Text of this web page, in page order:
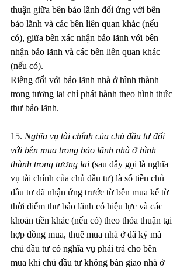
thuận giữa bên bảo lãnh đối ứng với bên
bảo lãnh và các bên liên quan khác (nếu
có), giữa bên xác nhận bảo lãnh với bên
nhận bảo lãnh và các bên liên quan khác
(nếu có).
Riêng đối với bảo lãnh nhà ở hình thành
trong tương lai chỉ phát hành theo hình thức
thư bảo lãnh.
15. Nghĩa vụ tài chính của chủ đầu tư đối
với bên mua trong bảo lãnh nhà ở hình
thành trong tương lai (sau đây gọi là nghĩa
vụ tài chính của chủ đầu tư) là số tiền chủ
đầu tư đã nhận ứng trước từ bên mua kể từ
thời điểm thư bảo lãnh có hiệu lực và các
khoản tiền khác (nếu có) theo thỏa thuận tại
hợp đồng mua, thuê mua nhà ở đã ký mà
chủ đầu tư có nghĩa vụ phải trả cho bên
mua khi chủ đầu tư không bàn giao nhà ở